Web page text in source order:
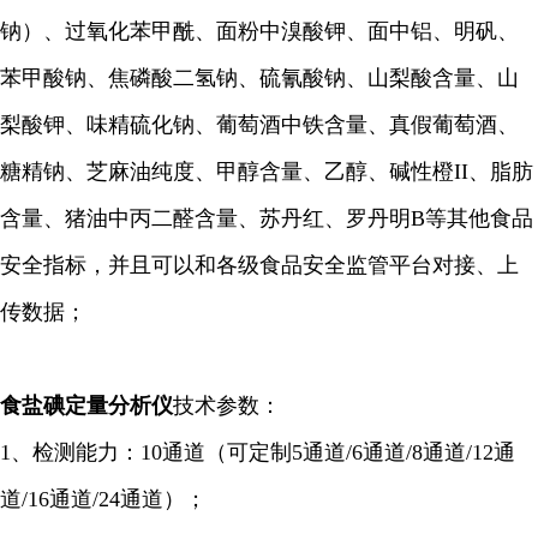
钠）、过氧化苯甲酰、面粉中溴酸钾、面中铝、明矾、
苯甲酸钠、焦磷酸二氢钠、硫氰酸钠、山梨酸含量、山
梨酸钾、味精硫化钠、葡萄酒中铁含量、真假葡萄酒、
糖精钠、芝麻油纯度、甲醇含量、乙醇、碱性橙II、脂肪
含量、猪油中丙二醛含量、苏丹红、罗丹明B等其他食品
安全指标，并且可以和各级食品安全监管平台对接、上
传数据；
食盐碘定量分析仪技术参数：
1、检测能力：10通道（可定制5通道/6通道/8通道/12通
道/16通道/24通道）；